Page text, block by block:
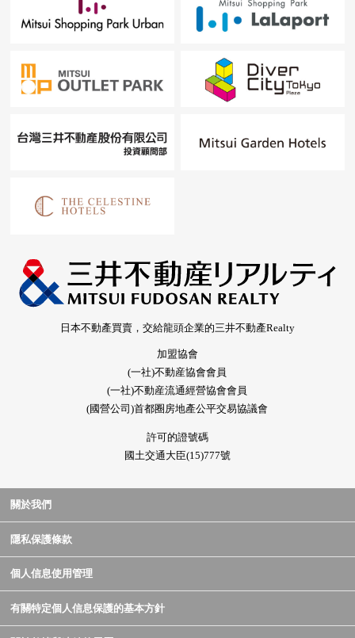
日本不動產買賣，交給龍頭企業的三井不動產Realty
加盟協會
(一社)不動産協會會員
(一社)不動産流通經營協會會員
(國營公司)首都圈房地產公平交易協議會
許可的證號碼
國土交通大臣(15)777號
關於我們
隱私保護條款
個人信息使用管理
有關特定個人信息保護的基本方針